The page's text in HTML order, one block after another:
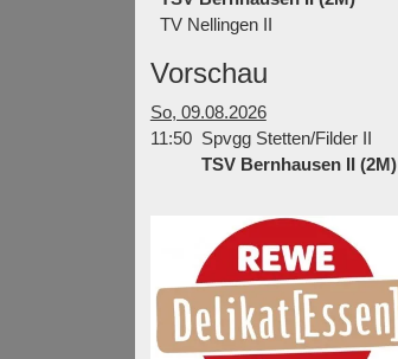
TV Nellingen II
Vorschau
So, 09.08.2026
11:50 Spvgg Stetten/Filder II
TSV Bernhausen II (2M)